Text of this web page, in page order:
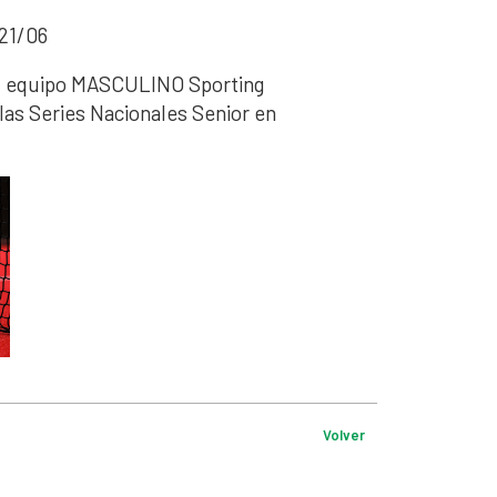
06
MASCULINO Sporting
Series Nacionales Senior en
Volver